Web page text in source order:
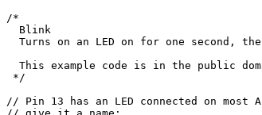
/*
  Blink
Turns on an LED on for one second,
This example code is in the public
*/
// Pin 13 has an LED connected on most